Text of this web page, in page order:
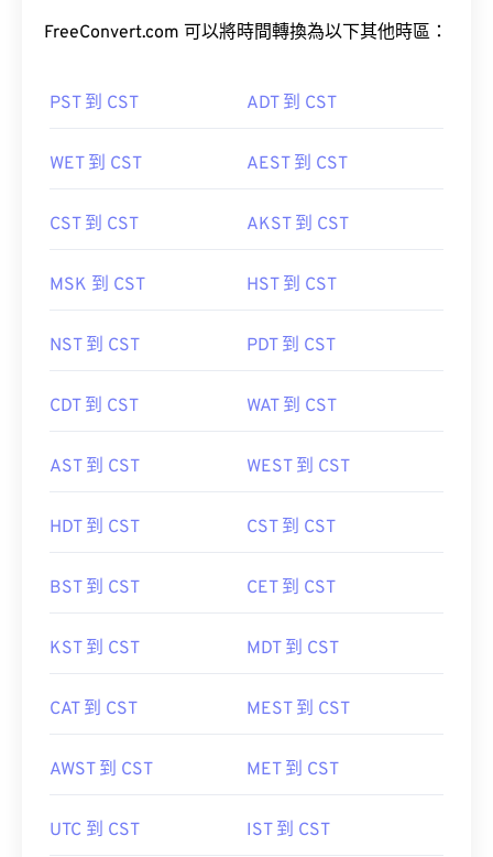
FreeConvert.com 可以將時間轉換為以下其他時區：
PST 到 CST ADT 到 CST
WET 到 CST AEST 到 CST
CST 到 CST AKST 到 CST
MSK 到 CST HST 到 CST
NST 到 CST PDT 到 CST
CDT 到 CST WAT 到 CST
AST 到 CST WEST 到 CST
HDT 到 CST CST 到 CST
BST 到 CST CET 到 CST
KST 到 CST MDT 到 CST
CAT 到 CST MEST 到 CST
AWST 到 CST MET 到 CST
UTC 到 CST IST 到 CST